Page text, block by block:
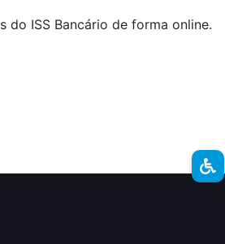
do ISS Bancário de forma online.